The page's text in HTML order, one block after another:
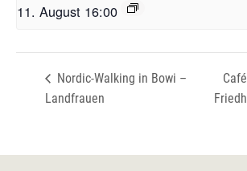
11. August 16:00
Nordic-Walking in Bowi –
Landfrauen